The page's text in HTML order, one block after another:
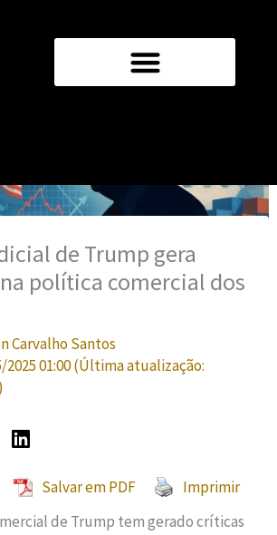
de Trump gera
política comercial dos
Carvalho Santos
2025 01:00(Última atualização:
)
Salvar em PDF
Imprimir
de Trump tem gerado críticas